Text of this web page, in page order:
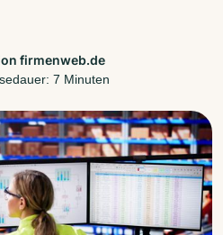
firmenweb.de
7 Minuten